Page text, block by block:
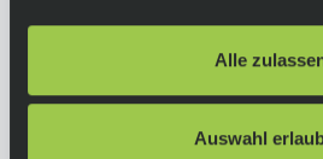
Alle
Auswahl
Alle Produkte von Shimano
SHIMANO INC.
3-77 Oimatsu-cho, Sakai-ku,